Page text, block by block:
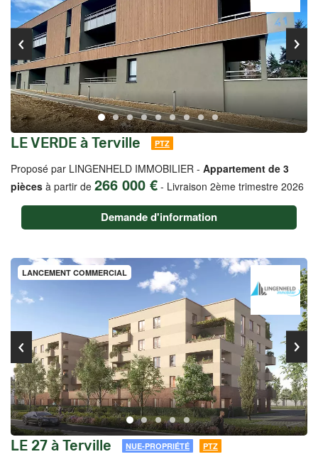
LE VERDE à Terville PTZ
Proposé par LINGENHELD IMMOBILIER - Appartement de 3
pièces à partir de 266 000 € - Livraison 2ème trimestre 2026
Demande d'information
LANCEMENT COMMERCIAL
LE 27 à Terville NUE-PROPRIÉTÉ PTZ